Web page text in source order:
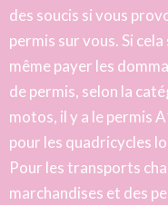
des soucis si vous
permis sur vous. Si
même payer les
de permis, selon la
motos, il y a le permis
pour les quadricycles
Pour les transports
marchandises et des